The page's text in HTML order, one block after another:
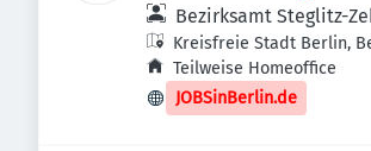
Bezirksamt Steglitz-
Kreisfreie Stadt Berlin,
Deutschland
Teilweise Homeoffice
JOBSinBerlin.de